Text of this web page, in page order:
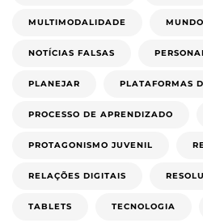
MULTIMODALIDADE
NOTÍCIAS FALSAS
PLANEJAR PLATAFORMAS
PROCESSO DE APRENDIZADO
PROTAGONISMO JUVENIL
RELAÇÕES DIGITAIS
TABLETS TECNOLOGIA